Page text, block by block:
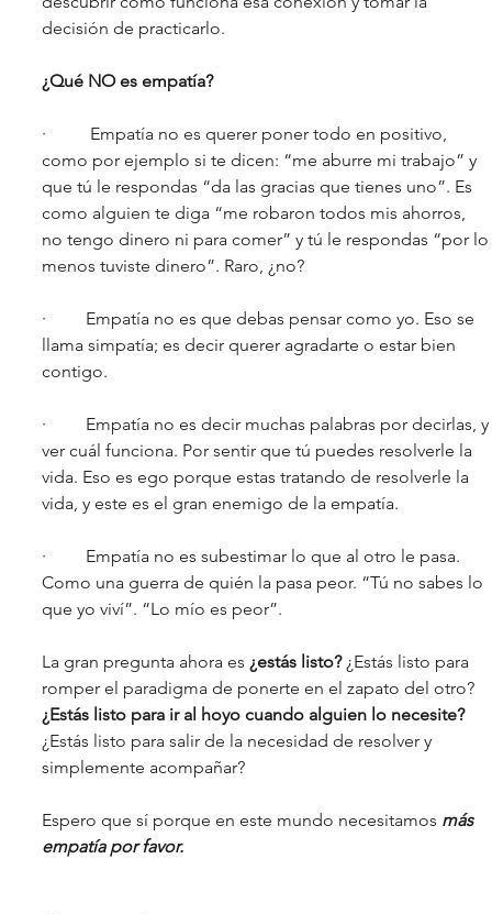
decisión de practicarlo.
¿Qué NO es empatía?
·	 Empatía no es querer poner todo en positivo,
como por ejemplo si te dicen: “me aburre mi trabajo” y
que tú le respondas “da las gracias que tienes uno”. Es
como alguien te diga “me robaron todos mis ahorros,
no tengo dinero ni para comer” y tú le respondas “por lo
menos tuviste dinero”. Raro, ¿no?
· 	Empatía no es que debas pensar como yo. Eso se
llama simpatía; es decir querer agradarte o estar bien
contigo.
· 	Empatía no es decir muchas palabras por decirlas, y
ver cuál funciona. Por sentir que tú puedes resolverle la
vida. Eso es ego porque estas tratando de resolverle la
vida, y este es el gran enemigo de la empatía.
· 	Empatía no es subestimar lo que al otro le pasa.
Como una guerra de quién la pasa peor. “Tú no sabes lo
que yo viví”. “Lo mío es peor”.
La gran pregunta ahora es ¿estás listo? ¿Estás listo para
romper el paradigma de ponerte en el zapato del otro?
¿Estás listo para ir al hoyo cuando alguien lo necesite?
¿Estás listo para salir de la necesidad de resolver y
simplemente acompañar?
Espero que sí porque en este mundo necesitamos más
empatía por favor.